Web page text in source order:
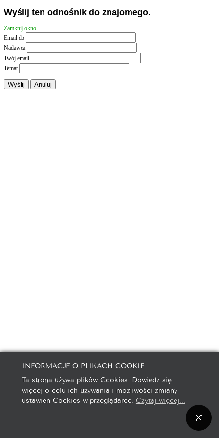
Wyślij ten odnośnik do znajomego.
Zamknij okno
Email do
Nadawca
Twój email
Temat
Wyślij Anuluj
INFORMACJE O PLIKACH COOKIE
Ta strona używa plików Cookies. Dowiedz się
więcej o celu ich używania i możliwości zmiany
ustawień Cookies w przeglądarce. Czytaj więcej...